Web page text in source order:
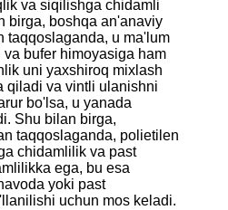
va siqilishga chidamli
birga, boshqa an'anaviy
taqqoslaganda, u ma'lum
bufer himoyasiga ham
uni yaxshiroq mixlash
qiladi va vintli ulanishni
bo'lsa, u yanada
Shu bilan birga,
taqqoslaganda, polietilen
chidamlilik va past
ega, bu esa
yoki past
uchun mos keladi.